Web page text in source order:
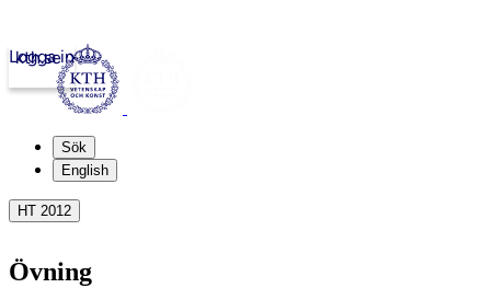
kth.se
Logga in
Sök
English
HT 2012
Övning